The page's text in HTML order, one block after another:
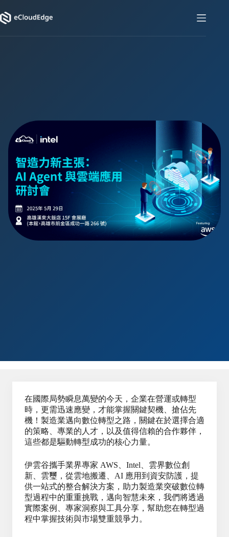
ン
テ
在國際局勢瞬息萬變的今天，企業在營運或轉型
時，更需迅速應變，才能掌握關鍵契機、搶佔先
機！製造業邁向數位轉型之路，關鍵在於選擇合適
的策略、專業的人才，以及值得信賴的合作夥伴，
這些都是驅動轉型成功的核心力量。
伊雲谷攜手業界專家 AWS、Intel、雲界數位創
新、雲璽，從雲地搬遷、AI 應用到資安防護，提
供一站式的整合解決方案，助力製造業突破數位轉
型過程中的重重挑戰，邁向智慧未來，我們將透過
實際案例、專家洞察與工具分享，幫助您在轉型過
程中掌握技術與市場雙重競爭力。